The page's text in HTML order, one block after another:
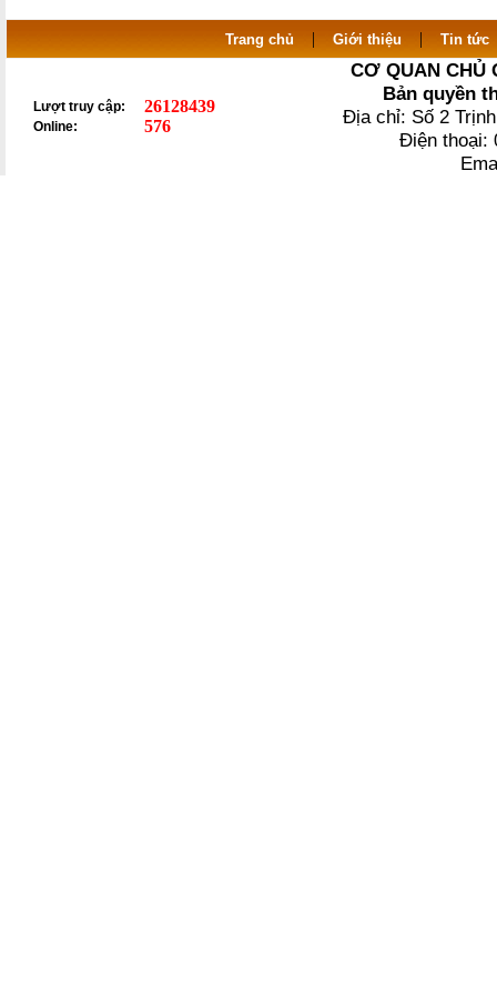
Trang chủ | Giới thiệu | Tin tức
Lượt truy cập: 26128439
Online: 576
CƠ QUAN CHỦ
Bản quyền
Địa chỉ: Số 2
Điện